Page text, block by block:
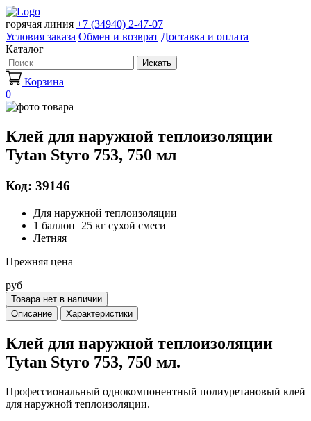
горячая линия +7 (34940) 2-47-07
Условия заказа Обмен и возврат Доставка и оплата
Каталог
Искать
Корзина
0
Клей для наружной теплоизоляции
Tytan Styro 753, 750 мл
Код: 39146
Для наружной теплоизоляции
1 баллон=25 кг сухой смеси
Летняя
Прежняя цена
руб
Товара нет в наличии
Описание
Характеристики
Клей для наружной теплоизоляции
Tytan Styro 753, 750 мл.
Профессиональный однокомпонентный полиуретановый клей
для наружной теплоизоляции.